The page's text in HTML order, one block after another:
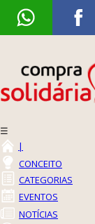
☰
|
CONCEITO
CATEGORIAS
EVENTOS
NOTÍCIAS